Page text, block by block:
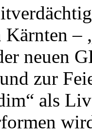
Kärnten –
neuen
zur
als